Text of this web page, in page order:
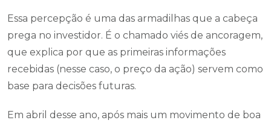
Essa percepção é uma das armadilhas que a cabeça
prega no investidor. É o chamado viés de ancoragem,
que explica por que as primeiras informações
recebidas (nesse caso, o preço da ação) servem como
base para decisões futuras.
Em abril desse ano, após mais um movimento de boa